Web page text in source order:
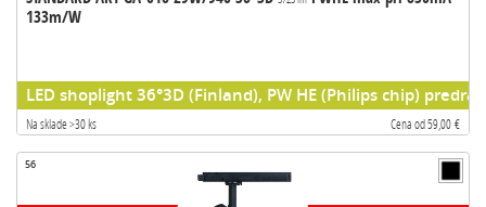
133m/W
LED shoplight 36°3D (Finland), PW HE (Philips chip)
Na sklade >30 ks Cena od 59,00 €
56